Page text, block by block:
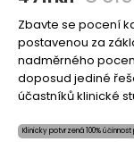
Zbavte se pocení
postavenou za
nadměrného
doposud jediné
účastníků klinické
Klinicky potvrzená 100%